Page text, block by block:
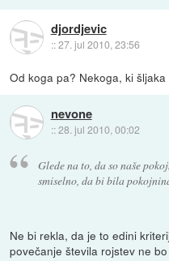
djordjevic
::27. jul 2010, 23:56
Od koga pa? Nekoga, ki
nevone
::28. jul 2010, 00:02
Glede na to, da so naše
smiselno, da bi bila
Ne bi rekla, da je to edini
povečanje števila rojstev ne